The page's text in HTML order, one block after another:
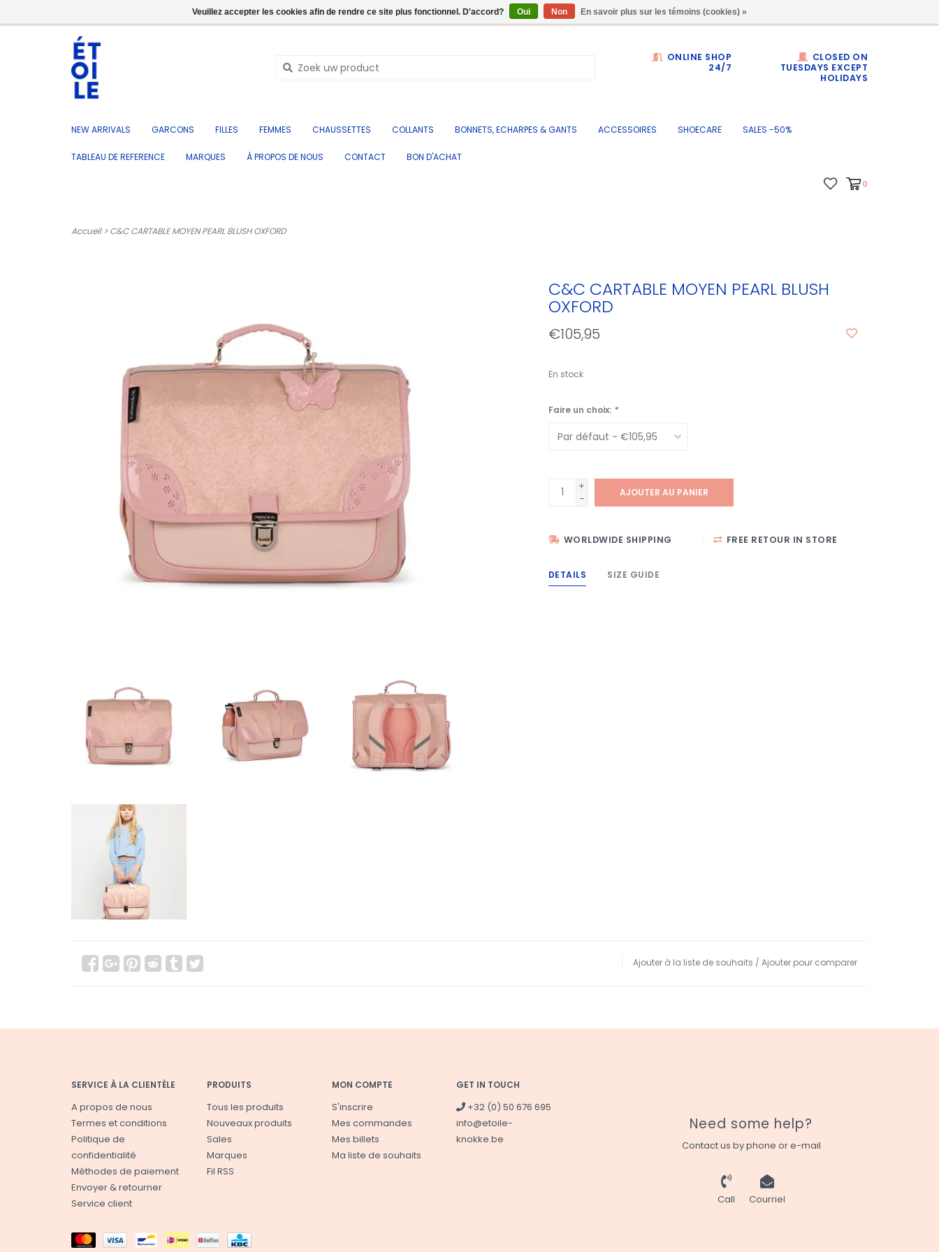
+32 (0) 50 676 695 Se connecter
ONLINE SHOP
24/7
CLOSED ON
TUESDAYS EXCEPT
HOLIDAYS
NEW ARRIVALS GARCONS FILLES FEMMES CHAUSSETTES COLLANTS BONNETS, ECHARPES & GANTS ACCESSOIRES SHOECARE SALES -50%
TABLEAU DE REFERENCE MARQUES À PROPOS DE NOUS CONTACT BON D'ACHAT
0
Accueil>C&C CARTABLE MOYEN PEARL BLUSH OXFORD
C&C CARTABLE MOYEN PEARL BLUSH
OXFORD
€105,95
En stock
Faire un choix: *
+
-
AJOUTER AU PANIER
WORLDWIDE SHIPPING FREE RETOUR IN STORE
DETAILS SIZE GUIDE
Ajouter à la liste de souhaits / Ajouter pour comparer
SERVICE À LA CLIENTÈLE
A propos de nous
Termes et conditions
Politique de
confidentialité
Méthodes de paiement
Envoyer & retourner
Service client
PRODUITS
Tous les produits
Nouveaux produits
Sales
Marques
Fil RSS
MON COMPTE
S'inscrire
Mes commandes
Mes billets
Ma liste de souhaits
GET IN TOUCH
+32 (0) 50 676 695
info@etoile-
knokke.be
Need some help?
Contact us by phone or e-mail
Call Courriel
Veuillez accepter les cookies afin de rendre ce site plus fonctionnel. D'accord? Oui Non En savoir plus sur les témoins (cookies) »